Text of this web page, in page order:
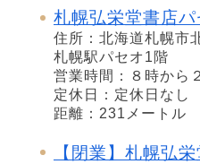
札幌弘栄堂書店
住所：北海道札幌市
札幌駅パセオ1階
営業時間：８時から
定休日：定休日なし
距離：231メートル
【閉業】札幌弘